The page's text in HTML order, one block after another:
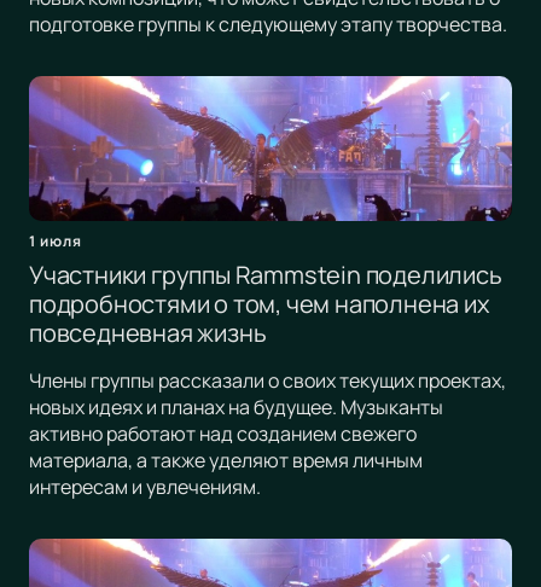
подготовке группы к следующему этапу творчества.
1 июля
Участники группы Rammstein поделились
подробностями о том, чем наполнена их
повседневная жизнь
Члены группы рассказали о своих текущих проектах,
новых идеях и планах на будущее. Музыканты
активно работают над созданием свежего
материала, а также уделяют время личным
интересам и увлечениям.